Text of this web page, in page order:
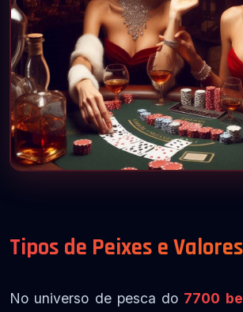
Tipos de Peixes e
No universo de pesca do 7700